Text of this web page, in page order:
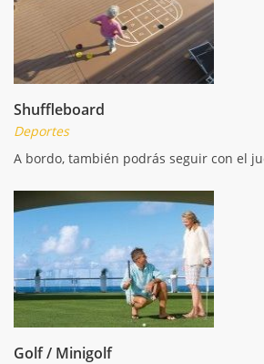
Shuffleboard
Deportes
A bordo, también podrás seguir con el
Golf / Minigolf